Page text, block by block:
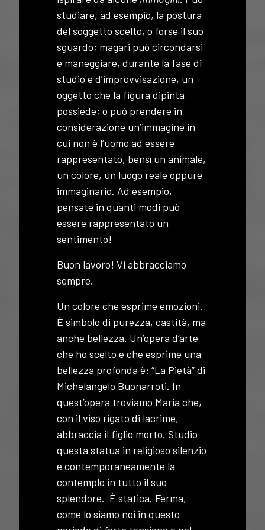
studiare, ad esempio, la postura
del soggetto scelto, o forse il suo
sguardo; magari può circondarsi
e maneggiare, durante la fase di
studio e d’improvvisazione, un
oggetto che la figura dipinta
possiede; o può prendere in
considerazione un’immagine in
cui non è l’uomo ad essere
rappresentato, bensì un animale,
un colore, un luogo reale oppure
immaginario. Ad esempio,
pensate in quanti modi può
essere rappresentato un
sentimento!
Buon lavoro! Vi abbracciamo
sempre.
Un colore che esprime emozioni.
È simbolo di purezza, castità, ma
anche bellezza. Un’opera d’arte
che ho scelto e che esprime una
bellezza profonda è: “La Pietà” di
Michelangelo Buonarroti. In
quest’opera troviamo Maria che,
con il viso rigato di lacrime,
abbraccia il figlio morto. Studio
questa statua in religioso silenzio
e contemporaneamente la
contemplo in tutto il suo
splendore. È statica. Ferma,
come lo siamo noi in questo